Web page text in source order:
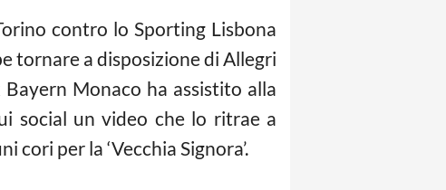
contro lo Sporting Lisbona
tornare a disposizione di Allegri
Monaco ha assistito alla
social un video che lo ritrae a
per la ‘Vecchia Signora’.